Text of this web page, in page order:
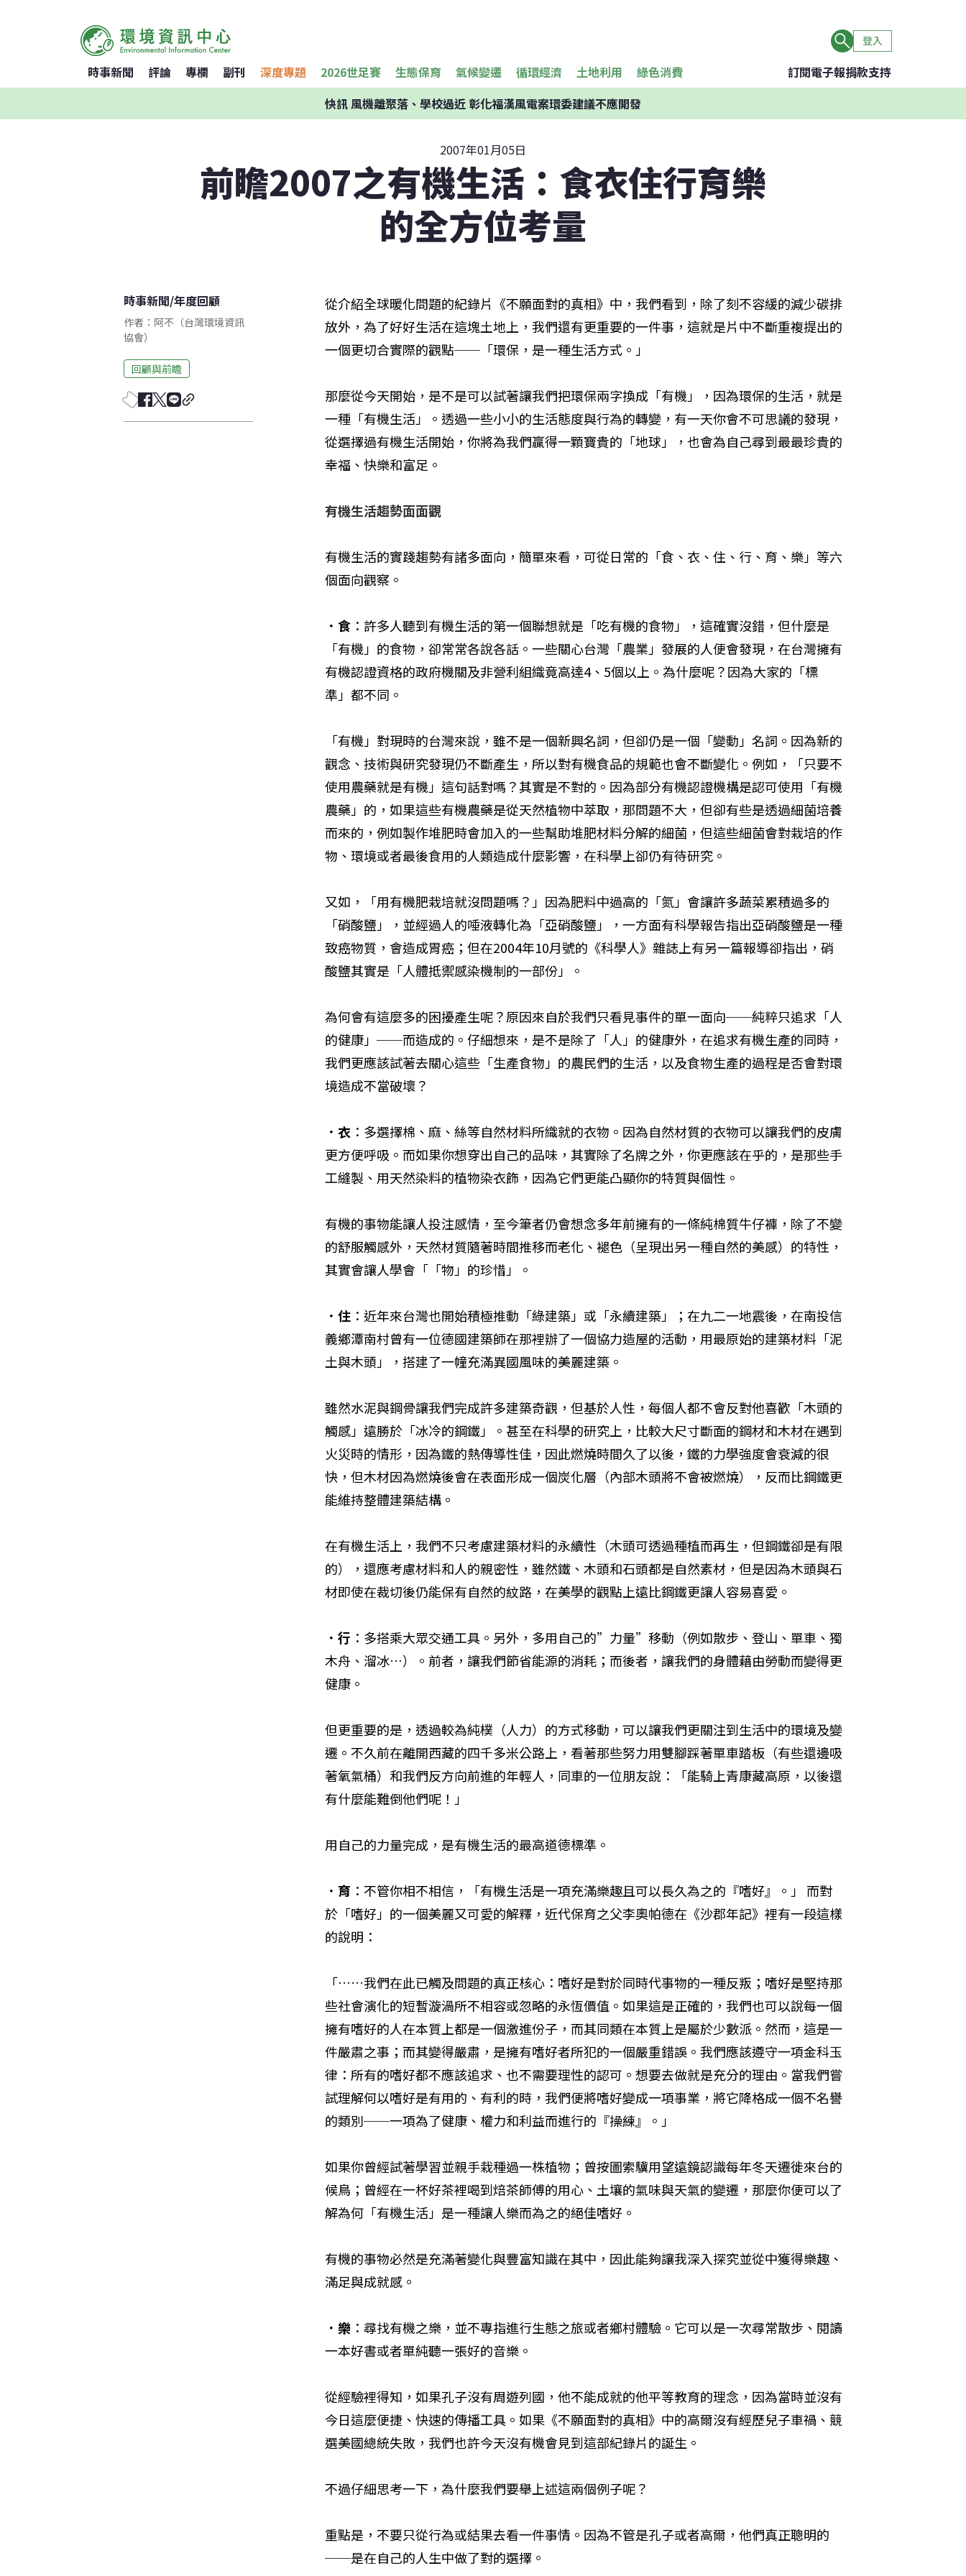
登入
時事新聞 評論 專欄 副刊 深度專題 2026世足賽 生態保育 氣候變遷 循環經濟 土地利用 綠色消費 訂閱電子報捐款支持
快訊風機離聚落、學校過近 彰化福漢風電案環委建議不應開發
2007年01月05日
前瞻2007之有機生活：食衣住行育樂
的全方位考量
時事新聞/年度回顧
作者：阿不（台灣環境資訊
協會）
回顧與前瞻
從介紹全球暖化問題的紀錄片《不願面對的真相》中，我們看到，除了刻不容緩的減少碳排
放外，為了好好生活在這塊土地上，我們還有更重要的一件事，這就是片中不斷重複提出的
一個更切合實際的觀點──「環保，是一種生活方式。」
那麼從今天開始，是不是可以試著讓我們把環保兩字換成「有機」，因為環保的生活，就是
一種「有機生活」。透過一些小小的生活態度與行為的轉變，有一天你會不可思議的發現，
從選擇過有機生活開始，你將為我們贏得一顆寶貴的「地球」，也會為自己尋到最最珍貴的
幸福、快樂和富足。
有機生活趨勢面面觀
有機生活的實踐趨勢有諸多面向，簡單來看，可從日常的「食、衣、住、行、育、樂」等六
個面向觀察。
．食 ：許多人聽到有機生活的第一個聯想就是「吃有機的食物」，這確實沒錯，但什麼是
「有機」的食物，卻常常各說各話。一些關心台灣「農業」發展的人便會發現，在台灣擁有
有機認證資格的政府機關及非營利組織竟高達4、5個以上。為什麼呢？因為大家的「標
準」都不同。
「有機」對現時的台灣來說，雖不是一個新興名詞，但卻仍是一個「變動」名詞。因為新的
觀念、技術與研究發現仍不斷產生，所以對有機食品的規範也會不斷變化。例如，「只要不
使用農藥就是有機」這句話對嗎？其實是不對的。因為部分有機認證機構是認可使用「有機
農藥」的，如果這些有機農藥是從天然植物中萃取，那問題不大，但卻有些是透過細菌培養
而來的，例如製作堆肥時會加入的一些幫助堆肥材料分解的細菌，但這些細菌會對栽培的作
物、環境或者最後食用的人類造成什麼影響，在科學上卻仍有待研究。
又如，「用有機肥栽培就沒問題嗎？」因為肥料中過高的「氮」會讓許多蔬菜累積過多的
「硝酸鹽」，並經過人的唾液轉化為「亞硝酸鹽」，一方面有科學報告指出亞硝酸鹽是一種
致癌物質，會造成胃癌；但在2004年10月號的《科學人》雜誌上有另一篇報導卻指出，硝
酸鹽其實是「人體抵禦感染機制的一部份」。
為何會有這麼多的困擾產生呢？原因來自於我們只看見事件的單一面向──純粹只追求「人
的健康」──而造成的。仔細想來，是不是除了「人」的健康外，在追求有機生產的同時，
我們更應該試著去關心這些「生產食物」的農民們的生活，以及食物生產的過程是否會對環
境造成不當破壞？
．衣 ：多選擇棉、麻、絲等自然材料所織就的衣物。因為自然材質的衣物可以讓我們的皮膚
更方便呼吸。而如果你想穿出自己的品味，其實除了名牌之外，你更應該在乎的，是那些手
工縫製、用天然染料的植物染衣飾，因為它們更能凸顯你的特質與個性。
有機的事物能讓人投注感情，至今筆者仍會想念多年前擁有的一條純棉質牛仔褲，除了不變
的舒服觸感外，天然材質隨著時間推移而老化、褪色（呈現出另一種自然的美感）的特性，
其實會讓人學會「「物」的珍惜」。
．住 ：近年來台灣也開始積極推動「綠建築」或「永續建築」；在九二一地震後，在南投信
義鄉潭南村曾有一位德國建築師在那裡辦了一個協力造屋的活動，用最原始的建築材料「泥
土與木頭」，搭建了一幢充滿異國風味的美麗建築。
雖然水泥與鋼骨讓我們完成許多建築奇觀，但基於人性，每個人都不會反對他喜歡「木頭的
觸感」遠勝於「冰冷的鋼鐵」。甚至在科學的研究上，比較大尺寸斷面的鋼材和木材在遇到
火災時的情形，因為鐵的熱傳導性佳，因此燃燒時間久了以後，鐵的力學強度會衰減的很
快，但木材因為燃燒後會在表面形成一個炭化層（內部木頭將不會被燃燒），反而比鋼鐵更
能維持整體建築結構。
在有機生活上，我們不只考慮建築材料的永續性（木頭可透過種植而再生，但鋼鐵卻是有限
的），還應考慮材料和人的親密性，雖然鐵、木頭和石頭都是自然素材，但是因為木頭與石
材即使在裁切後仍能保有自然的紋路，在美學的觀點上遠比鋼鐵更讓人容易喜愛。
．行 ：多搭乘大眾交通工具。另外，多用自己的”力量”移動（例如散步、登山、單車、獨
木舟、溜冰…）。前者，讓我們節省能源的消耗；而後者，讓我們的身體藉由勞動而變得更
健康。
但更重要的是，透過較為純樸（人力）的方式移動，可以讓我們更關注到生活中的環境及變
遷。不久前在離開西藏的四千多米公路上，看著那些努力用雙腳踩著單車踏板（有些還邊吸
著氧氣桶）和我們反方向前進的年輕人，同車的一位朋友說：「能騎上青康藏高原，以後還
有什麼能難倒他們呢！」
用自己的力量完成，是有機生活的最高道德標準。
．育 ：不管你相不相信，「有機生活是一項充滿樂趣且可以長久為之的『嗜好』。」 而對
於「嗜好」的一個美麗又可愛的解釋，近代保育之父李奧帕德在《沙郡年記》裡有一段這樣
的說明：
「……我們在此已觸及問題的真正核心：嗜好是對於同時代事物的一種反叛；嗜好是堅持那
些社會演化的短暫漩渦所不相容或忽略的永恆價值。如果這是正確的，我們也可以說每一個
擁有嗜好的人在本質上都是一個激進份子，而其同類在本質上是屬於少數派。然而，這是一
件嚴肅之事；而其變得嚴肅，是擁有嗜好者所犯的一個嚴重錯誤。我們應該遵守一項金科玉
律：所有的嗜好都不應該追求、也不需要理性的認可。想要去做就是充分的理由。當我們嘗
試理解何以嗜好是有用的、有利的時，我們便將嗜好變成一項事業，將它降格成一個不名譽
的類別──一項為了健康、權力和利益而進行的『操練』。」
如果你曾經試著學習並親手栽種過一株植物；曾按圖索驥用望遠鏡認識每年冬天遷徙來台的
候鳥；曾經在一杯好茶裡喝到焙茶師傅的用心、土壤的氣味與天氣的變遷，那麼你便可以了
解為何「有機生活」是一種讓人樂而為之的絕佳嗜好。
有機的事物必然是充滿著變化與豐富知識在其中，因此能夠讓我深入探究並從中獲得樂趣、
滿足與成就感。
．樂 ：尋找有機之樂，並不專指進行生態之旅或者鄉村體驗。它可以是一次尋常散步、閱讀
一本好書或者單純聽一張好的音樂。
從經驗裡得知，如果孔子沒有周遊列國，他不能成就的他平等教育的理念，因為當時並沒有
今日這麼便捷、快速的傳播工具。如果《不願面對的真相》中的高爾沒有經歷兒子車禍、競
選美國總統失敗，我們也許今天沒有機會見到這部紀錄片的誕生。
不過仔細思考一下，為什麼我們要舉上述這兩個例子呢？
重點是，不要只從行為或結果去看一件事情。因為不管是孔子或者高爾，他們真正聰明的
──是在自己的人生中做了對的選擇。